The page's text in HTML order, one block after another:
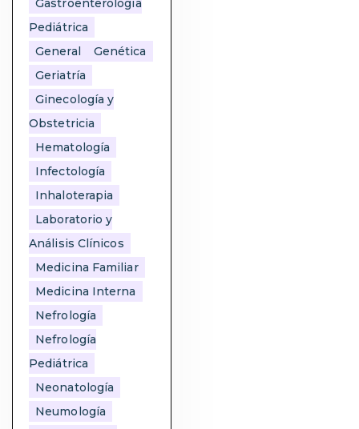
Gastroenterología
Pediátrica
General
Genética
Geriatría
Ginecología y
Obstetricia
Hematología
Infectología
Inhaloterapia
Laboratorio y
Análisis Clínicos
Medicina Familiar
Medicina Interna
Nefrología
Nefrología
Pediátrica
Neonatología
Neumología